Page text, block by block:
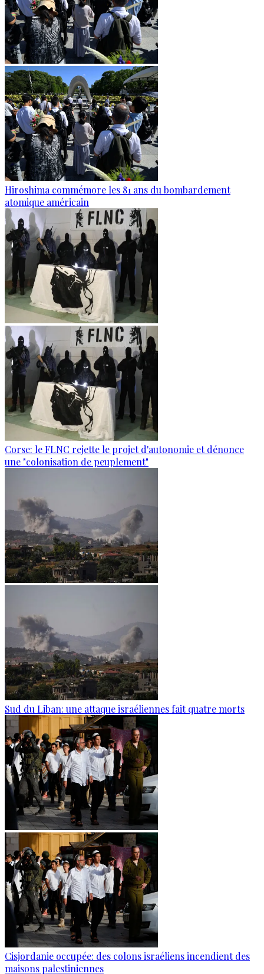
Hiroshima commémore les 81 ans du bombardement
atomique américain
Corse: le FLNC rejette le projet d'autonomie et dénonce
une "colonisation de peuplement"
Sud du Liban: une attaque israéliennes fait quatre morts
Cisjordanie occupée: des colons israéliens incendient des
maisons palestiniennes